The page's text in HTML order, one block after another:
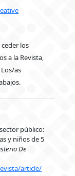
los
a la Revista,
as
público:
y niños de 5
De
article/